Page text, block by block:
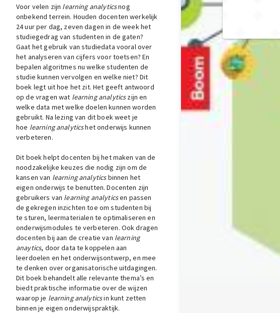
Voor velen zijn learning analyticsnog
onbekend terrein. Houden docenten werkelijk
24 uur per dag, zeven dagen in de week het
studiegedrag van studenten in de gaten?
Gaat het gebruik van studiedata vooral over
het analyseren van cijfers voor toetsen? En
bepalen algoritmes nu welke studenten de
studie kunnen vervolgen en welke niet? Dit
boek legt uit hoe het zit. Het geeft antwoord
op de vragen wat learning analyticszijn en
welke data met welke doelen kunnen worden
gebruikt. Na lezing van dit boek weet je
hoe learning analyticshet onderwijs kunnen
verbeteren.
Dit boek helpt docenten bij het maken van de
noodzakelijke keuzes die nodig zijn om de
kansen van learning analyticsbinnen het
eigen onderwijs te benutten. Docenten zijn
gebruikers van learning analyticsen passen
de gekregen inzichten toe om studenten bij
te sturen, leermaterialen te optimaliseren en
onderwijsmodules te verbeteren. Ook dragen
docenten bij aan de creatie van learning
anaytics, door data te koppelen aan
leerdoelen en het onderwijsontwerp, en mee
te denken over organisatorische uitdagingen.
Dit boek behandelt alle relevante thema’s en
biedt praktische informatie over de wijzen
waarop je learning analyticsin kunt zetten
binnen je eigen onderwijspraktijk.